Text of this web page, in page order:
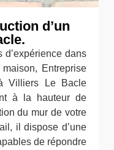
d’un
d’expérience dans
Entreprise
Villiers Le Bacle
à la hauteur de
du mur de votre
il dispose d’une
de répondre